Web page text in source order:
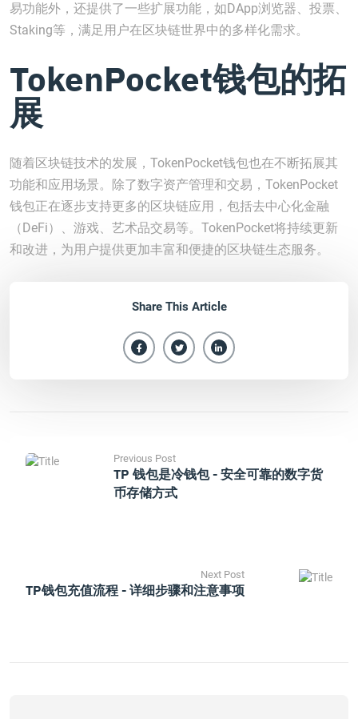
易功能外，还提供了一些扩展功能，如DApp浏览器、投票、
Staking等，满足用户在区块链世界中的多样化需求。
TokenPocket钱包的拓
展
随着区块链技术的发展，TokenPocket钱包也在不断拓展其
功能和应用场景。除了数字资产管理和交易，TokenPocket
钱包正在逐步支持更多的区块链应用，包括去中心化金融
（DeFi）、游戏、艺术品交易等。TokenPocket将持续更新
和改进，为用户提供更加丰富和便捷的区块链生态服务。
Share This Article
Previous Post
TP 钱包是冷钱包 - 安全可靠的数字货
币存储方式
Next Post
TP钱包充值流程 - 详细步骤和注意事项